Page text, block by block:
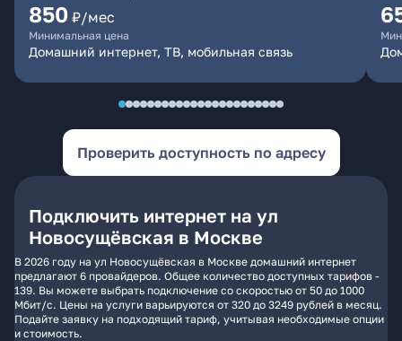
850 ₽/мес
Минимальная цена
Домашний интернет, ТВ, мобильная связь
Проверить доступность по адресу
Подключить интернет на ул
Новосущёвская в Москве
В 2026 году на ул Новосущёвская в Москве домашний интернет
предлагают 6 провайдеров. Общее количество доступных тарифов -
139. Вы можете выбрать подключение со скоростью от 50 до 1000
Мбит/с. Цены на услуги варьируются от 320 до 3249 рублей в месяц.
Подайте заявку на подходящий тариф, учитывая необходимые опции
и стоимость.